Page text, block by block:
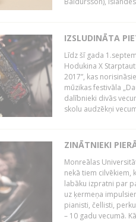
IZSLUDINĀTA
Līdz šī gada
Hodukina X
2017”, kas
mūzikas festivāla
dalībnieki divās
skolu audzēkņi
ZINĀTNIEKI
Monreālas
nekā tiem cilvēkiem,
labāku izpratni par
uz ķermeņa
pianisti, čellisti,
– 10 gadu vecumā.